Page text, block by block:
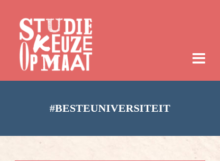
#BESTEUNIVERSITEIT